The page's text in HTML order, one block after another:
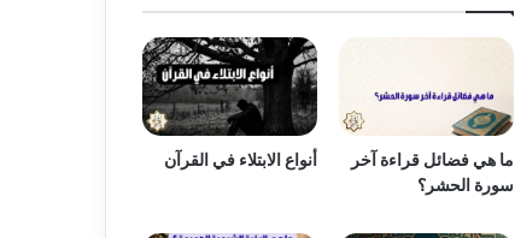
ما هي فضائل قراءة آخر
سورة الحشر؟
أنواع الابتلاء في القرآن